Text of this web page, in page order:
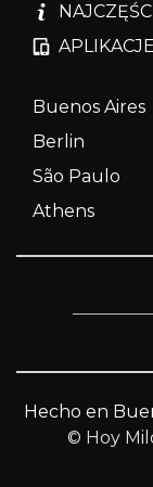
Buenos Aires
Berlin
São Paulo
Athens
Hecho en
© Hoy